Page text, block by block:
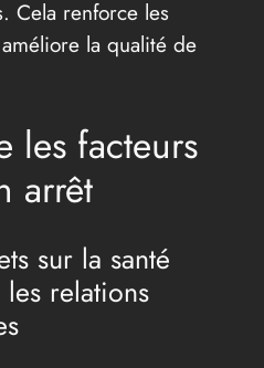
Cela renforce les
la qualité de
les facteurs
arrêt
sur la santé
relations